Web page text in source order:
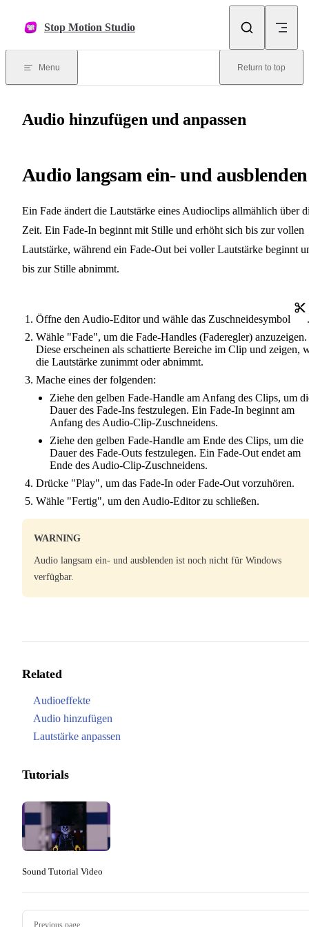
Stop Motion Studio
Menu Return to top
Audio hinzufügen und anpassen
Audio langsam ein- und ausblenden
Ein Fade ändert die Lautstärke eines Audioclips allmählich über
Zeit. Ein Fade-In beginnt mit Stille und erhöht sich bis zur vollen
Lautstärke, während ein Fade-Out bei voller Lautstärke beginnt
bis zur Stille abnimmt.
Öffne den Audio-Editor und wähle das Zuschneidesymbol
.
Wähle "Fade", um die Fade-Handles (Faderegler) anzuzeigen.
Diese erscheinen als schattierte Bereiche im Clip und zeigen,
die Lautstärke zunimmt oder abnimmt.
Mache eines der folgenden:
Ziehe den gelben Fade-Handle am Anfang des Clips, um
Dauer des Fade-Ins festzulegen. Ein Fade-In beginnt am
Anfang des Audio-Clip-Zuschneidens.
Ziehe den gelben Fade-Handle am Ende des Clips, um die
Dauer des Fade-Outs festzulegen. Ein Fade-Out endet am
Ende des Audio-Clip-Zuschneidens.
Drücke "Play", um das Fade-In oder Fade-Out vorzuhören.
Wähle "Fertig", um den Audio-Editor zu schließen.
WARNING
Audio langsam ein- und ausblenden ist noch nicht für Windows
verfügbar.
Related
Audioeffekte
Audio hinzufügen
Lautstärke anpassen
Tutorials
Sound Tutorial Video
Pager
Previous page